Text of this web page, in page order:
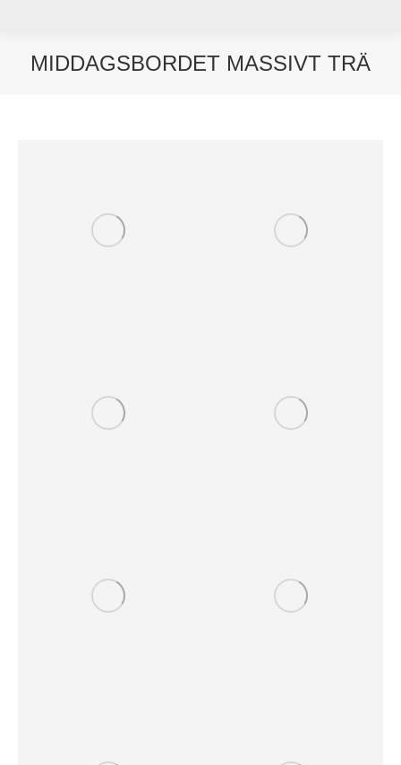
MIDDAGSBORDET MASSIVT TRÄ